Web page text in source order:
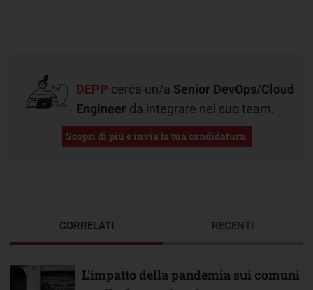
DEPP cerca un/a Senior DevOps/Cloud
Engineer da integrare nel suo team.
Scopri di più e invia la tua candidatura.
CORRELATI
L’impatto della pandemia sui comuni
RECENTI